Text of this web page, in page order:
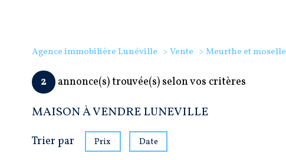
Agence immobilière Lunéville Vente Meurthe et moselle
2 annonce(s) trouvée(s) selon vos critères
MAISON À VENDRE LUNEVILLE
Trier par Prix Date